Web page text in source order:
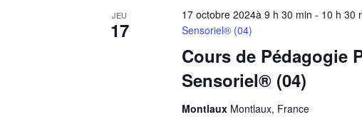
JEU
17
Cours de Pédagogie
Sensoriel® (04)
17 octobre 2024à 9 h 30 min - 10 h 30
Sensoriel® (04)
Montlaux Montlaux, France